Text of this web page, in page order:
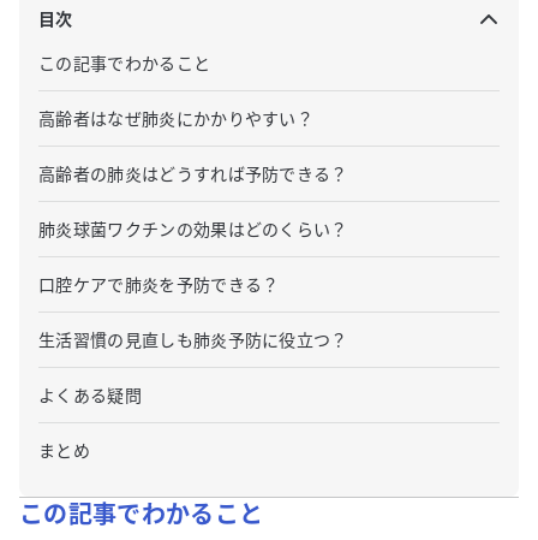
目次
この記事でわかること
高齢者はなぜ肺炎にかかりやすい？
高齢者の肺炎はどうすれば予防できる？
肺炎球菌ワクチンの効果はどのくらい？
口腔ケアで肺炎を予防できる？
生活習慣の見直しも肺炎予防に役立つ？
よくある疑問
まとめ
この記事でわかること